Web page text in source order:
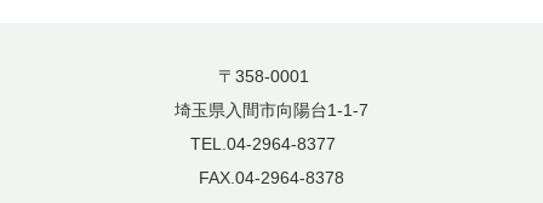
〒358-0001
埼玉県入間市向陽台1-1-7
TEL.04-2964-8377
FAX.04-2964-8378